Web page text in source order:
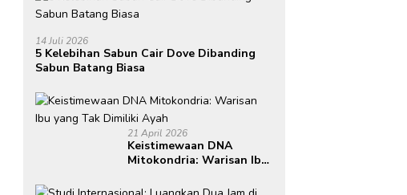
14 Juli 2026
5 Kelebihan Sabun Cair Dove Dibanding
Sabun Batang Biasa
21 April 2026
Keistimewaan DNA
Mitokondria: Warisan Ibu